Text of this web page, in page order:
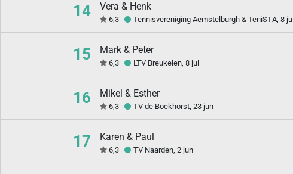
14 Vera & Henk
6,3 Tennisvereniging Aemstelburgh & TeniSTA, 8 jul
15 Mark & Peter
6,3 LTV Breukelen, 8 jul
16 Mikel & Esther
6,3 TV de Boekhorst, 23 jun
17 Karen & Paul
6,3 TV Naarden, 2 jun